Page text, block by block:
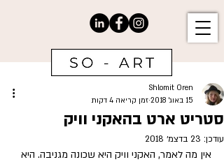
סטריט ארט בהאקני וויק
Shlomit Oren
15 באוג׳ 2018
זמן קריאה 4 דקות
עודכן: 23 בדצמ׳ 2018
אין מה לאמר, האקני וויק היא שכונה מגניבה. היא